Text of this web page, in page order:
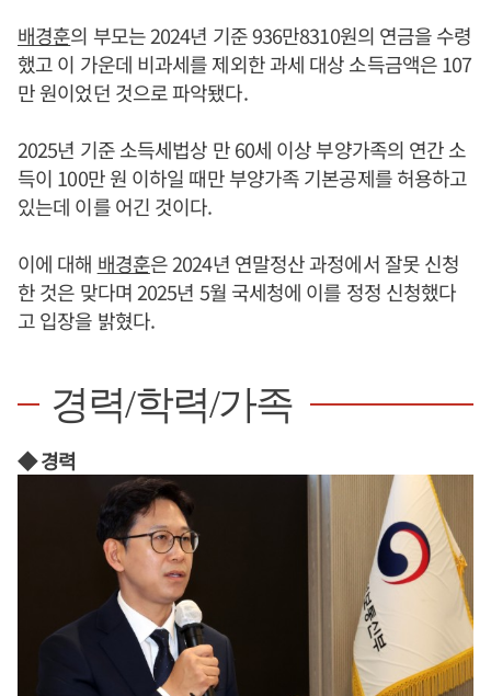
배경훈의 부모는 2024년 기준 936만8310원의 연금을 수령
했고 이 가운데 비과세를 제외한 과세 대상 소득금액은 107
만 원이었던 것으로 파악됐다.
2025년 기준 소득세법상 만 60세 이상 부양가족의 연간 소
득이 100만 원 이하일 때만 부양가족 기본공제를 허용하고
있는데 이를 어긴 것이다.
이에 대해 배경훈은 2024년 연말정산 과정에서 잘못 신청
한 것은 맞다며 2025년 5월 국세청에 이를 정정 신청했다
고 입장을 밝혔다.
경력/학력/가족
◆ 경력